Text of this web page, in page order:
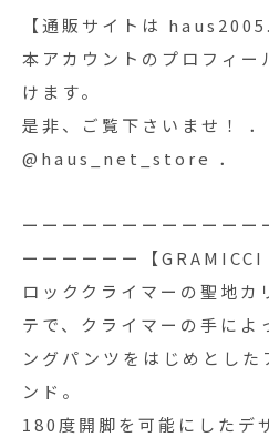
【通販サイトは
本アカウントのプロフィ
けます。
是非、ご覧下さいませ！ ．
@haus_net_store ．
ーーーーーーーーーーーー
ーーーーーー【GRAMICCI
ロッククライマーの聖地カ
テで、クライマーの手によ
ングパンツをはじめとした
ンド。
180度開脚を可能にしたデ